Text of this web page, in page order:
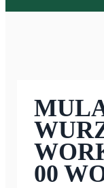
00